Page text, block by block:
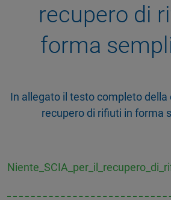
recupero di
forma
In allegato il testo completo della
recupero di rifiuti in forma